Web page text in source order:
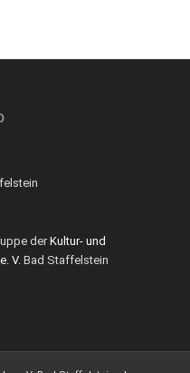
derKultur- und
V.Bad Staffelstein